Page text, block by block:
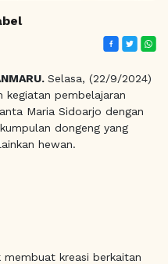
Selasa, (22/9/2024)
kegiatan pembelajaran
Maria Sidoarjo dengan
dongeng yang
hewan.
kreasi berkaitan